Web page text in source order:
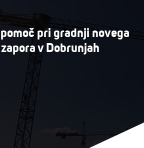
pri gradnji novega
v Dobrunjah